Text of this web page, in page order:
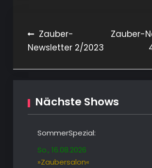
Beitragsnavigation
Zauber-
Newsletter 2/2023
Zauber-
Nächste Shows
SommerSpezial:
So., 16.08.2026
»Zaubersalon«